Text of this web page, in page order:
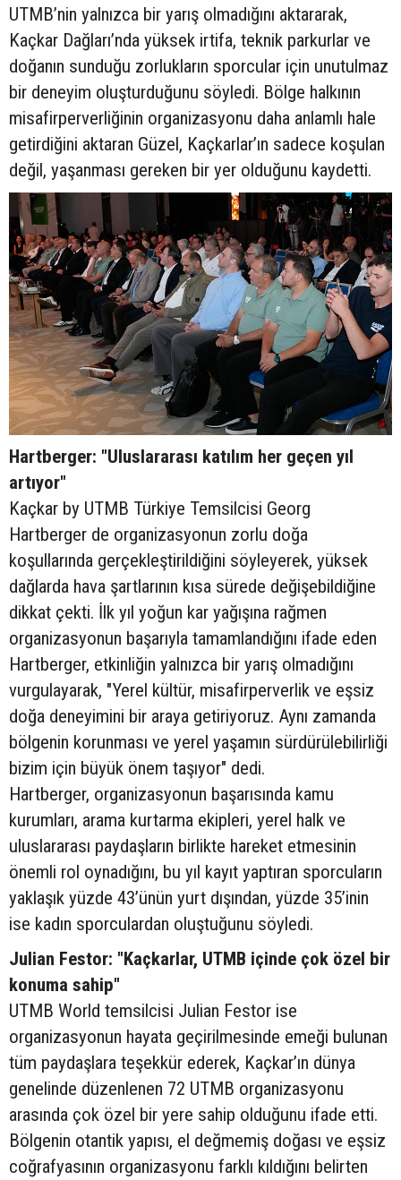
UTMB’nin yalnızca bir yarış olmadığını aktararak,
Kaçkar Dağları’nda yüksek irtifa, teknik parkurlar ve
doğanın sunduğu zorlukların sporcular için unutulmaz
bir deneyim oluşturduğunu söyledi. Bölge halkının
misafirperverliğinin organizasyonu daha anlamlı hale
getirdiğini aktaran Güzel, Kaçkarlar’ın sadece koşulan
değil, yaşanması gereken bir yer olduğunu kaydetti.
Hartberger: "Uluslararası katılım her geçen yıl
artıyor"
Kaçkar by UTMB Türkiye Temsilcisi Georg
Hartberger de organizasyonun zorlu doğa
koşullarında gerçekleştirildiğini söyleyerek, yüksek
dağlarda hava şartlarının kısa sürede değişebildiğine
dikkat çekti. İlk yıl yoğun kar yağışına rağmen
organizasyonun başarıyla tamamlandığını ifade eden
Hartberger, etkinliğin yalnızca bir yarış olmadığını
vurgulayarak, "Yerel kültür, misafirperverlik ve eşsiz
doğa deneyimini bir araya getiriyoruz. Aynı zamanda
bölgenin korunması ve yerel yaşamın sürdürülebilirliği
bizim için büyük önem taşıyor" dedi.
Hartberger, organizasyonun başarısında kamu
kurumları, arama kurtarma ekipleri, yerel halk ve
uluslararası paydaşların birlikte hareket etmesinin
önemli rol oynadığını, bu yıl kayıt yaptıran sporcuların
yaklaşık yüzde 43’ünün yurt dışından, yüzde 35’inin
ise kadın sporculardan oluştuğunu söyledi.
Julian Festor: "Kaçkarlar, UTMB içinde çok özel bir
konuma sahip"
UTMB World temsilcisi Julian Festor ise
organizasyonun hayata geçirilmesinde emeği bulunan
tüm paydaşlara teşekkür ederek, Kaçkar’ın dünya
genelinde düzenlenen 72 UTMB organizasyonu
arasında çok özel bir yere sahip olduğunu ifade etti.
Bölgenin otantik yapısı, el değmemiş doğası ve eşsiz
coğrafyasının organizasyonu farklı kıldığını belirten